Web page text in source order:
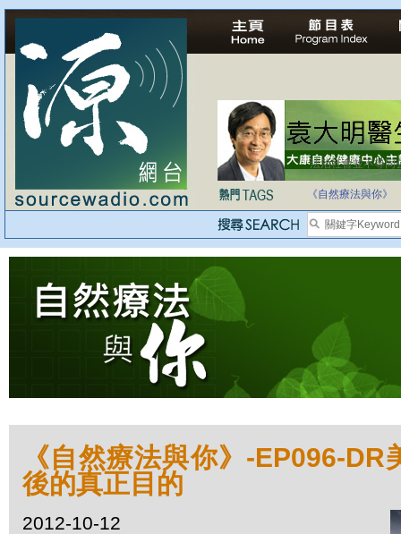
法治社會並不等同
《自然療法與你》
《自然療法與你》-EP096-
後的真正目的
2012-10-12